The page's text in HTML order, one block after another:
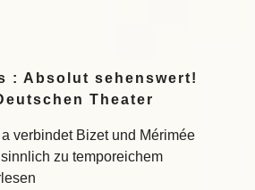
: Absolut sehenswert!
Theater
verbindet Bizet und Mérimée
zu temporeichem